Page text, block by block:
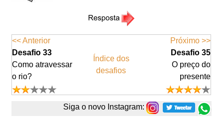
<< Anterior
Desafio 33
Como atravessar
o rio?
Índice dos
desafios
Próximo >>
Desafio 35
O preço do
presente
Siga o novo Instagram: